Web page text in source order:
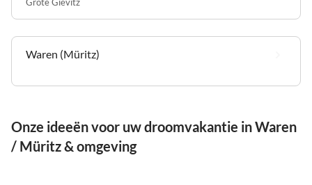
Waren (Müritz)
Onze ideeën voor uw droomvakantie in Waren
/ Müritz & omgeving